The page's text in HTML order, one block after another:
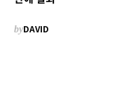
byDAVID